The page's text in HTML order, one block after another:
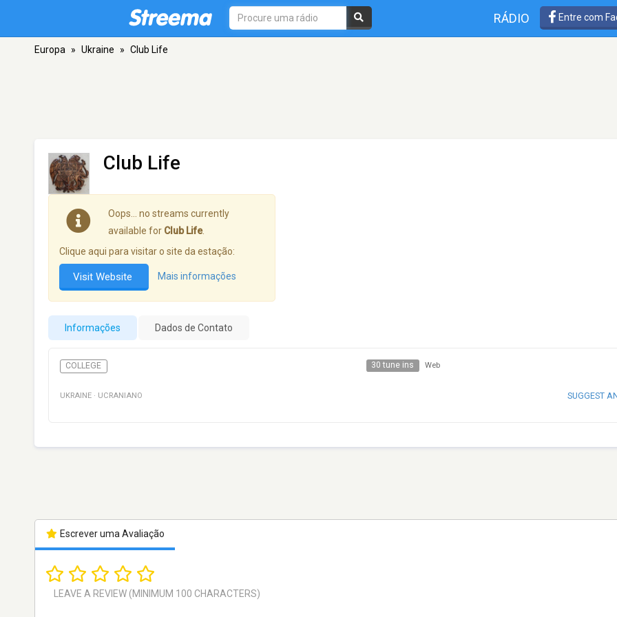
RÁDIO Entre com
Europa » Ukraine » Club Life
Club Life
Oops… no streams currently
available for Club Life.
Clique aqui para visitar o site da estação:
Visit Website Mais informações
Informações Dados de Contato
COLLEGE 30 tune ins Web
UKRAINE · UCRANIANO SUGGEST
Escrever uma Avaliação